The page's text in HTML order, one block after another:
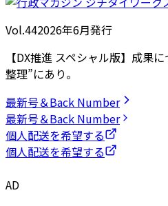
Vol.442026年6月発行
【DX推進 スペシャル版】成果
整理”にあり。
最新号＆Back Number
最新号＆Back Number
個人配送を希望する
個人配送を希望する
AD